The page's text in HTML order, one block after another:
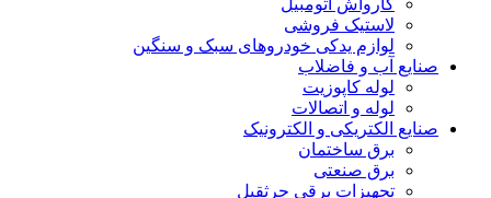
لاستیک فروشی
لوازم یدکی خودروهای سبک و سنگین
صنایع آب و فاضلاب
لوله کاپوزیت
لوله و اتصالات
صنایع الکتریکی و الکترونیک
برق ساختمان
برق صنعتی
تجهیزات برقی جرثقیل